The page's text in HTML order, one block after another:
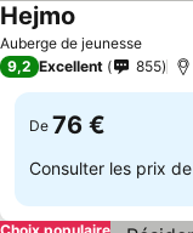
Auberge de jeunesse
Hejmo
9,2 Excellent 855
De 76 €
Consulter les prix de